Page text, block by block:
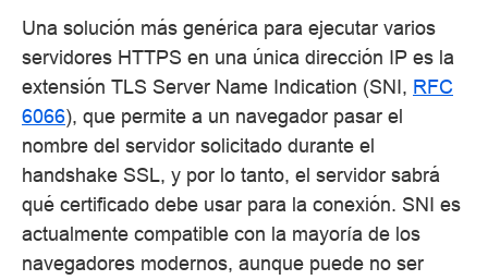
Una solución más genérica para ejecutar varios
servidores HTTPS en una única dirección IP es la
extensión TLS Server Name Indication (SNI, RFC
6066), que permite a un navegador pasar el
nombre del servidor solicitado durante el
handshake SSL, y por lo tanto, el servidor sabrá
qué certificado debe usar para la conexión. SNI es
actualmente compatible con la mayoría de los
navegadores modernos, aunque puede no ser